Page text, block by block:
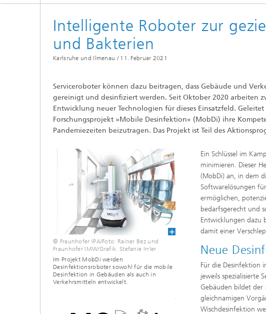
Mess-, Regelungs- und
Diagnosesysteme
Intelligente Roboter zur
und Bakterien
Karlsruhe und Ilmenau / 11. Februar 2021
Serviceroboter können dazu beitragen, dass Gebäude und
gereinigt und desinfiziert werden. Seit Oktober 2020 arbeiten
Entwicklung neuer Technologien für dieses Einsatzfeld.
Forschungsprojekt »Mobile Desinfektion« (MobDi) ihre
Pandemiezeiten beizutragen. Das Projekt ist Teil des
© Fraunhofer IPA/Foto: Rainer Bez und
Fraunhofer IMW/Grafik: Stefanie Irrler
Im Projekt MobDi werden
Desinfektionsroboter sowohl für die mobile
Desinfektion in Gebäuden als auch in
Verkehrsmitteln entwickelt.
Ein Schlüssel im
minimieren. Dieser
(MobDi) an, in dem
Softwarelösungen
ermöglichen,
bedarfsgerecht und
Entwicklungen dazu
damit einer
Neue
Für die Desinfektion
jeweils spezialisierte
Gebäuden bildet der
gleichnamigen
Wischdesinfektion